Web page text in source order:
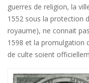
guerres de religion, la
1552 sous la protection
royaume), ne connait
1598 et la promulgation
de culte soient